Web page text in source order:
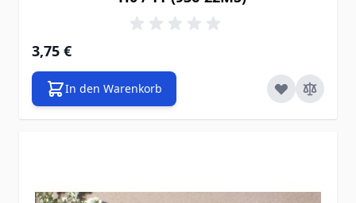
3,75 €
In den Warenkorb